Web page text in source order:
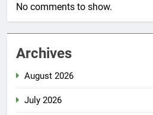
No comments to show.
Archives
August 2026
July 2026